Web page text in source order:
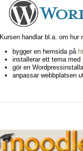
Kursen handlar bl.a. om hur
bygger en hemsida på
installerar ett tema med
gör en
anpassar webbplatsen